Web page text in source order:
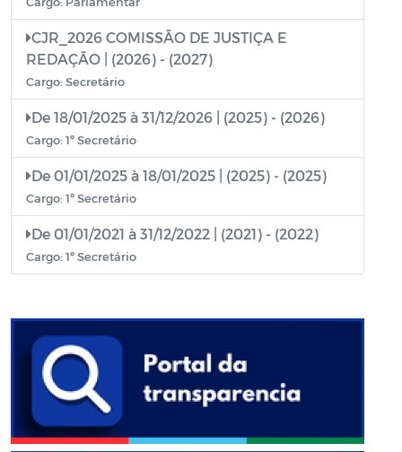
CJR_2026 COMISSÃO DE JUSTIÇA E
REDAÇÃO | (2026) - (2027)
Cargo: Secretário
De 18/01/2025 à 31/12/2026 | (2025) - (2026)
Cargo: 1º Secretário
De 01/01/2025 à 18/01/2025 | (2025) - (2025)
Cargo: 1º Secretário
De 01/01/2021 à 31/12/2022 | (2021) - (2022)
Cargo: 1º Secretário